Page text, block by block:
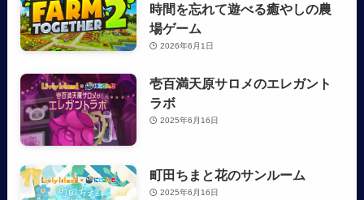
時間を忘れて遊べる癒やしの農
場ゲーム
2026年6月1日
壱百満天原サロメのエレガント
ラボ
2025年6月16日
町田ちまと花のサンルーム
2025年6月16日